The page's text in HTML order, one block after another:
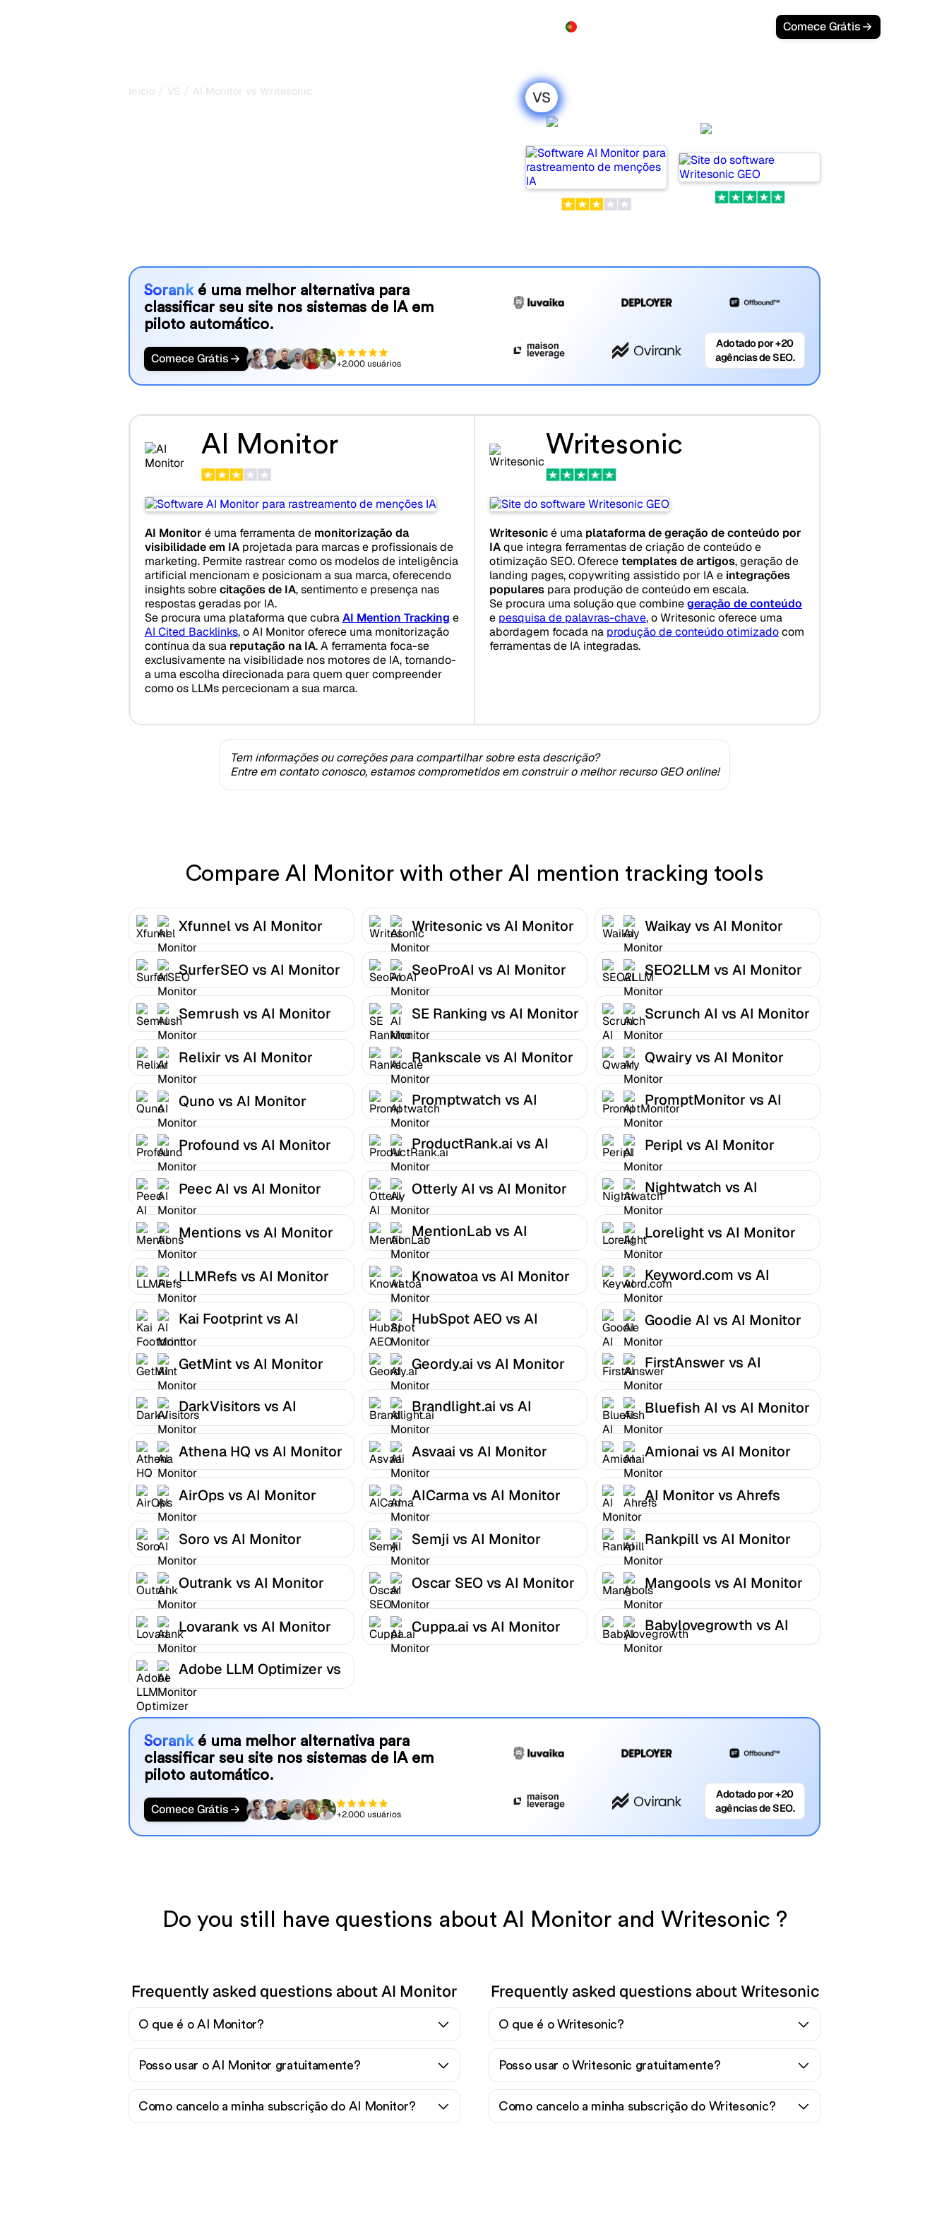
Comece Grátis
Início / VS / AI Monitor vs Writesonic VS
Sorank é uma melhor alternativa para
classificar seu site nos sistemas de IA em
piloto automático.
Comece Grátis +2.000 usuários
Adotado por +20
agências de SEO.
AI Monitor
AI Monitor é uma ferramenta de monitorização da
visibilidade em IAprojetada para marcas e profissionais de
marketing. Permite rastrear como os modelos de inteligência
artificial mencionam e posicionam a sua marca, oferecendo
insights sobrecitações de IA, sentimento e presença nas
respostas geradas por IA.
Se procura uma plataforma que cubraAI Mention Tracking e
AI Cited Backlinks, o AI Monitor oferece uma monitorização
contínua da sua reputação na IA. A ferramenta foca-se
exclusivamente na visibilidade nos motores de IA, tornando-
a uma escolha direcionada para quem quer compreender
como os LLMs percecionam a sua marca.
Writesonic
Writesonicé uma plataforma de geração de conteúdo por
IAque integra ferramentas de criação de conteúdo e
otimização SEO. Oferecetemplates de artigos, geração de
landing pages, copywriting assistido por IA e integrações
populares para produção de conteúdo em escala.
Se procura uma solução que combinegeração de conteúdo
e pesquisa de palavras-chave, o Writesonic oferece uma
abordagem focada na produção de conteúdo otimizadocom
ferramentas de IA integradas.
Tem informações ou correções para compartilhar sobre esta descrição?
Entre em contato conosco, estamos comprometidos em construir o melhor recurso GEO online!
Compare AI Monitor with other AI mention tracking tools
Xfunnel vs AI Monitor Writesonic vs AI Monitor Waikay vs AI Monitor
SurferSEO vs AI Monitor SeoProAI vs AI Monitor SEO2LLM vs AI Monitor
Semrush vs AI Monitor SE Ranking vs AI Monitor Scrunch AI vs AI Monitor
Relixir vs AI Monitor Rankscale vs AI Monitor Qwairy vs AI Monitor
Quno vs AI Monitor
Promptwatch vs AI
Monitor
PromptMonitor vs AI
Monitor
Profound vs AI Monitor
ProductRank.ai vs AI
Monitor
Peripl vs AI Monitor
Peec AI vs AI Monitor Otterly AI vs AI Monitor
Nightwatch vs AI
Monitor
Mentions vs AI Monitor
MentionLab vs AI
Monitor
Lorelight vs AI Monitor
LLMRefs vs AI Monitor Knowatoa vs AI Monitor
Keyword.com vs AI
Monitor
Kai Footprint vs AI
Monitor
HubSpot AEO vs AI
Monitor
Goodie AI vs AI Monitor
GetMint vs AI Monitor Geordy.ai vs AI Monitor
FirstAnswer vs AI
Monitor
DarkVisitors vs AI
Monitor
Brandlight.ai vs AI
Monitor
Bluefish AI vs AI Monitor
Athena HQ vs AI Monitor Asvaai vs AI Monitor Amionai vs AI Monitor
AirOps vs AI Monitor AICarma vs AI Monitor AI Monitor vs Ahrefs
Soro vs AI Monitor Semji vs AI Monitor Rankpill vs AI Monitor
Outrank vs AI Monitor Oscar SEO vs AI Monitor Mangools vs AI Monitor
Lovarank vs AI Monitor Cuppa.ai vs AI Monitor
Babylovegrowth vs AI
Monitor
Adobe LLM Optimizer vs
AI Monitor
Sorank é uma melhor alternativa para
classificar seu site nos sistemas de IA em
piloto automático.
Comece Grátis +2.000 usuários
Adotado por +20
agências de SEO.
Do you still have questions about AI Monitor and Writesonic ?
Frequently asked questions about AI Monitor
O que é o AI Monitor?
Posso usar o AI Monitor gratuitamente?
Como cancelo a minha subscrição do AI Monitor?
Frequently asked questions about Writesonic
O que é o Writesonic?
Posso usar o Writesonic gratuitamente?
Como cancelo a minha subscrição do Writesonic?